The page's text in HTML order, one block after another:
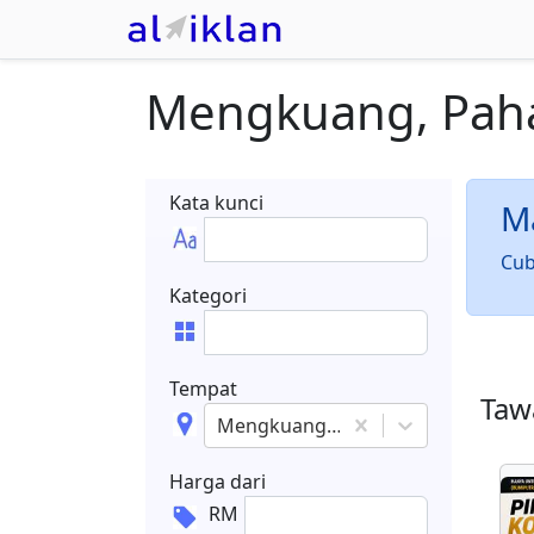
Mengkuang,
Kata kunci
Kategori
Tempat
Mengkuang, Pahang
Harga dari
RM